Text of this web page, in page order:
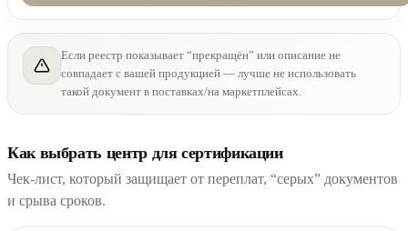
Если реестр показывает “прекращён” или описание не
совпадает с вашей продукцией — лучше не использовать
такой документ в поставках/на маркетплейсах.
Как выбрать центр для сертификации
Чек-лист, который защищает от переплат, “серых” документов
и срыва сроков.